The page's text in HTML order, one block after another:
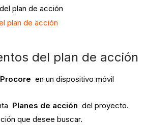
plan de acción
plan de acción
del plan de acción
Procore en un dispositivo móvil
Planes de acción del proyecto.
que desee buscar.